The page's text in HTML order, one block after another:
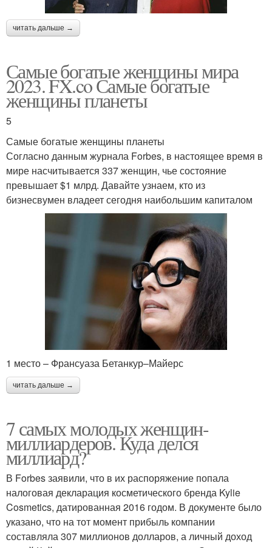
читать дальше →
Самые богатые женщины мира
2023. FX.co Самые богатые
женщины планеты
5
Самые богатые женщины планеты
Согласно данным журнала Forbes, в настоящее время в
мире насчитывается 337 женщин, чье состояние
превышает $1 млрд. Давайте узнаем, кто из
бизнесвумен владеет сегодня наибольшим капиталом
1 место – Франсуаза Бетанкур–Майерс
читать дальше →
7 самых молодых женщин-
миллиардеров. Куда делся
миллиард?
В Forbes заявили, что в их распоряжение попала
налоговая декларация косметического бренда Kylie
Cosmetics, датированная 2016 годом. В документе было
указано, что на тот момент прибыль компании
составляла 307 миллионов долларов, а личный доход